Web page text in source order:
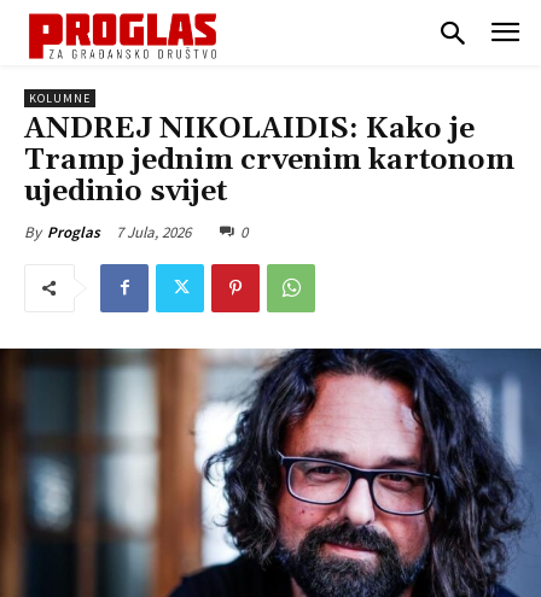
KOLUMNE
ANDREJ NIKOLAIDIS: Kako je
Tramp jednim crvenim kartonom
ujedinio svijet
By Proglas 7 Jula, 2026 0